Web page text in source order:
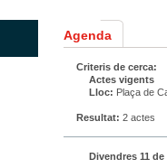
Agenda
Criteris de cerca:
Actes vigents
Lloc: Plaça de
Resultat: 2 actes
Divendres 11